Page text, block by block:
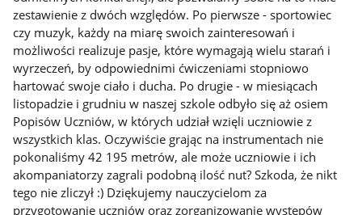
zestawienie z dwóch względów. Po pierwsze - sportowiec
czy muzyk, każdy na miarę swoich zainteresowań i
możliwości realizuje pasje, które wymagają wielu starań i
wyrzeczeń, by odpowiednimi ćwiczeniami stopniowo
hartować swoje ciało i ducha. Po drugie - w miesiącach
listopadzie i grudniu w naszej szkole odbyło się aż osiem
Popisów Uczniów, w których udział wzięli uczniowie z
wszystkich klas. Oczywiście grając na instrumentach nie
pokonaliśmy 42 195 metrów, ale może uczniowie i ich
akompaniatorzy zagrali podobną ilość nut? Szkoda, że nikt
tego nie zliczył :) Dziękujemy nauczycielom za
przygotowanie uczniów oraz zorganizowanie występów